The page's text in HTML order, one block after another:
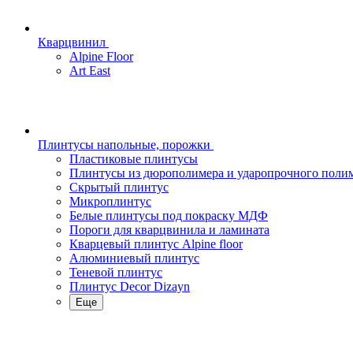
Кварцвинил
Alpine Floor
Art East
Плинтусы напольные, порожки
Пластиковые плинтусы
Плинтусы из дюрополимера и ударопрочного
Скрытый плинтус
Микроплинтус
Белые плинтусы под покраску МДФ
Пороги для кварцвинила и ламината
Кварцевый плинтус Alpine floor
Алюминиевый плинтус
Теневой плинтус
Плинтус Decor Dizayn
Еще